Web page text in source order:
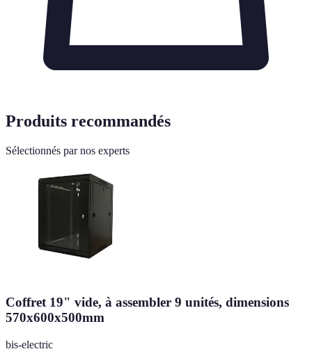
Produits recommandés
Sélectionnés par nos experts
Coffret 19" vide, à assembler 9 unités, dimensions
570x600x500mm
bis-electric